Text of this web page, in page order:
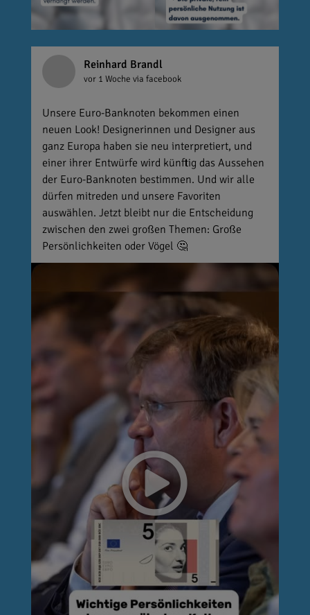
Reinhard Brandl
vor 1 Woche via facebook
Unsere Euro-Banknoten bekommen einen
neuen Look! Designerinnen und Designer aus
ganz Europa haben sie neu interpretiert, und
einer ihrer Entwürfe wird künftig das Aussehen
der Euro-Banknoten bestimmen. Und wir alle
dürfen mitreden und unsere Favoriten
auswählen. Jetzt bleibt nur die Entscheidung
zwischen den zwei großen Themen: Große
Persönlichkeiten oder Vögel 🤔